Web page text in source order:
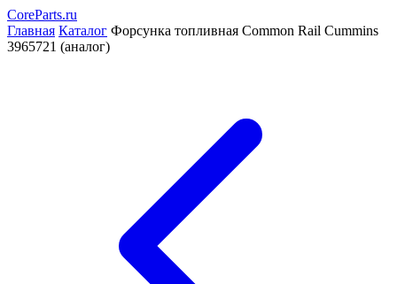
CoreParts.ru
Главная Каталог Форсунка топливная Common Rail Cummins
3965721 (аналог)